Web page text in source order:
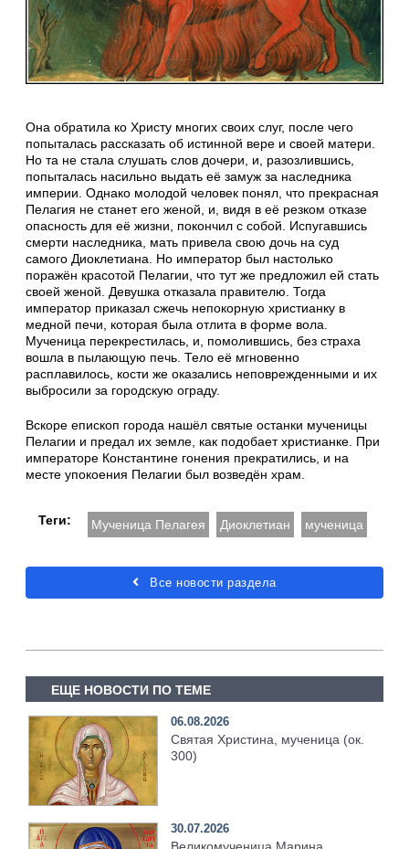
Она обратила ко Христу многих своих слуг, после чего
попыталась рассказать об истинной вере и своей матери.
Но та не стала слушать слов дочери, и, разозлившись,
попыталась насильно выдать её замуж за наследника
империи. Однако молодой человек понял, что прекрасная
Пелагия не станет его женой, и, видя в её резком отказе
опасность для её жизни, покончил с собой. Испугавшись
смерти наследника, мать привела свою дочь на суд
самого Диоклетиана. Но император был настолько
поражён красотой Пелагии, что тут же предложил ей стать
своей женой. Девушка отказала правителю. Тогда
император приказал сжечь непокорную христианку в
медной печи, которая была отлита в форме вола.
Мученица перекрестилась, и, помолившись, без страха
вошла в пылающую печь. Тело её мгновенно
расплавилось, кости же оказались неповрежденными и их
выбросили за городскую ограду.
Вскоре епископ города нашёл святые останки мученицы
Пелагии и предал их земле, как подобает христианке. При
императоре Константине гонения прекратились, и на
месте упокоения Пелагии был возведён храм.
Теги: Мученица Пелагея Диоклетиан мученица
Все новости раздела
ЕЩЕ НОВОСТИ ПО ТЕМЕ
06.08.2026
Святая Христина, мученица (ок.
300)
30.07.2026